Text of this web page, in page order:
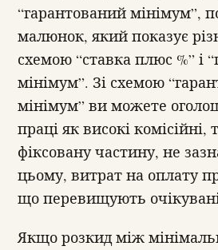
“гарантований мінімум”,
малюнок, який показує
схемою “ставка плюс %” і
мінімум”. Зі схемою
мінімум” ви можете
праці як високі комісійні,
фіксовану частину, не
цьому, витрат на оплату
що перевищують
Якщо розкид між